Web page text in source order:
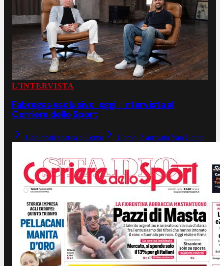
L'INTERVISTA
Fabregas esclusivo: oggi l'intervista al
Corriere dello Sport
Chalobah sbarca a Como Como, è arrivato Yan Couto